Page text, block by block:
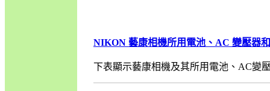
NIKON 藝康相機所用電池、AC 變壓器
下表顯示藝康相機及其所用電池、AC變